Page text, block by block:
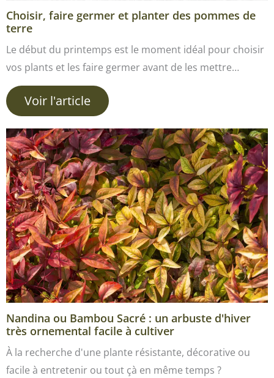
Choisir, faire germer et planter des pommes de
terre
Le début du printemps est le moment idéal pour choisir
vos plants et les faire germer avant de les mettre…
Voir l'article
Nandina ou Bambou Sacré : un arbuste d'hiver
très ornemental facile à cultiver
À la recherche d'une plante résistante, décorative ou
facile à entretenir ou tout çà en même temps ?